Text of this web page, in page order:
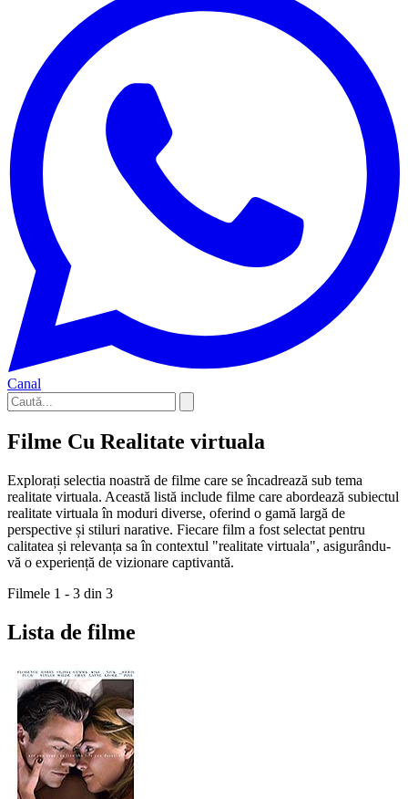
Canal
Filme Cu Realitate virtuala
Explorați selectia noastră de filme care se încadrează sub tema
realitate virtuala. Această listă include filme care abordează subiectul
realitate virtuala în moduri diverse, oferind o gamă largă de
perspective și stiluri narative. Fiecare film a fost selectat pentru
calitatea și relevanța sa în contextul "realitate virtuala", asigurându-
vă o experiență de vizionare captivantă.
Filmele 1 - 3 din 3
Lista de filme